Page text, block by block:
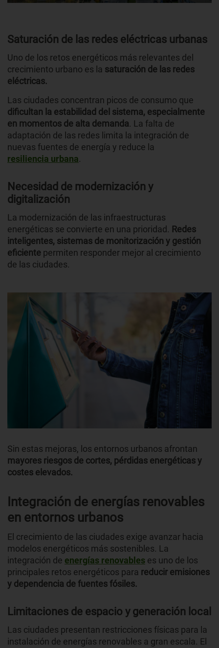
Saturación de las redes eléctricas urbanas
Uno de los retos energéticos más relevantes del
crecimiento urbano es la saturación de las redes
eléctricas.
Las ciudades concentran picos de consumo que
dificultan la estabilidad del sistema, especialmente
en momentos de alta demanda. La falta de
adaptación de las redes limita la integración de
nuevas fuentes de energía y reduce la
resiliencia urbana.
Necesidad de modernización y
digitalización
La modernización de las infraestructuras
energéticas se convierte en una prioridad. Redes
inteligentes, sistemas de monitorización y gestión
eficiente permiten responder mejor al crecimiento
de las ciudades.
Sin estas mejoras, los entornos urbanos afrontan
mayores riesgos de cortes, pérdidas energéticas y
costes elevados.
Integración de energías renovables
en entornos urbanos
El crecimiento de las ciudades exige avanzar hacia
modelos energéticos más sostenibles. La
integración de energías renovables es uno de los
principales retos energéticos para reducir emisiones
y dependencia de fuentes fósiles.
Limitaciones de espacio y generación local
Las ciudades presentan restricciones físicas para la
instalación de energías renovables a gran escala. El